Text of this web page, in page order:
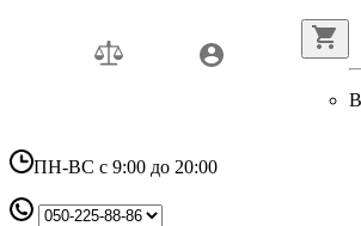
ПН-ВС с 9:00 до 20:00